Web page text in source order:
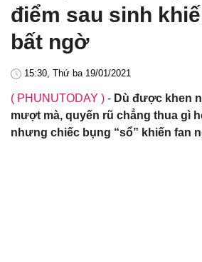
điểm sau sinh
bất ngờ
15:30, Thứ ba 19/01/2021
( PHUNUTODAY ) - Dù được khen
mượt mà, quyến rũ chẳng thua gì
nhưng chiếc bụng “sổ” khiến fan